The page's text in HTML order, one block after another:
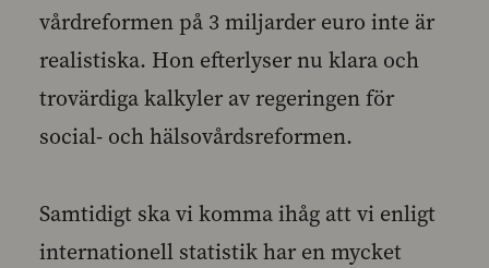
vårdreformen på 3 miljarder euro inte är
realistiska. Hon efterlyser nu klara och
trovärdiga kalkyler av regeringen för
social- och hälsovårdsreformen.
Samtidigt ska vi komma ihåg att vi enligt
internationell statistik har en mycket